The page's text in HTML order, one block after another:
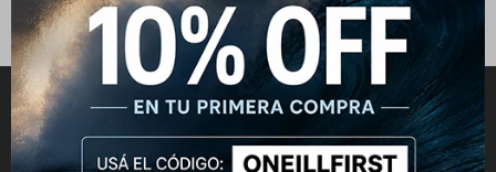
Te recomendamos quitar: Indumentaria Canguros
CONECTATE